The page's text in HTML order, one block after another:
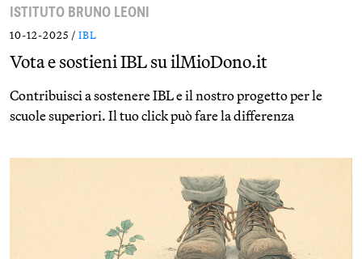
ISTITUTO BRUNO LEONI
10-12-2025 / IBL
Vota e sostieni IBL su ilMioDono.it
Contribuisci a sostenere IBL e il nostro progetto per le
scuole superiori. Il tuo click può fare la differenza